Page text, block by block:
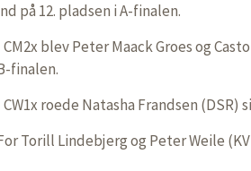
på 12. pladsen i A-finalen.
CM2x blev Peter Maack Groes og
finalen.
CW1x roede Natasha Frandsen (DSR)
Torill Lindebjerg og Peter Weile